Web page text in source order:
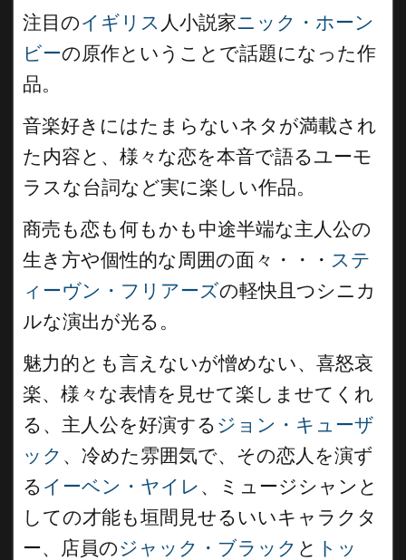
注目のイギリス 人小説家ニック・ホーン
ビーの原作ということで話題になった作
品。
音楽好きにはたまらないネタが満載され
た内容と、様々な恋を本音で語るユーモ
ラスな台詞など実に楽しい作品。
商売も恋も何もかも中途半端な主人公の
生き方や個性的な周囲の面々・・・ ステ
ィーヴン・フリアーズの軽快且つシニカ
ルな演出が光る。
魅力的とも言えないが憎めない、喜怒哀
楽、様々な表情を見せて楽しませてくれ
る、主人公を好演する ジョン・キューザ
ック 、冷めた雰囲気で、その恋人を演ず
る イーベン・ヤイレ 、ミュージシャンと
しての才能も垣間見せるいいキャラクタ
ー、店員のジャック・ブラック と トッ